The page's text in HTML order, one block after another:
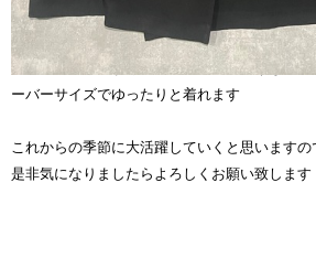
なっておりドレープのようになっております
とても羽織りやすくスーツの生地のようなウ
ーバーサイズでゆったりと着れます
これからの季節に大活躍していくと思いますの
是非気になりましたらよろしくお願い致します